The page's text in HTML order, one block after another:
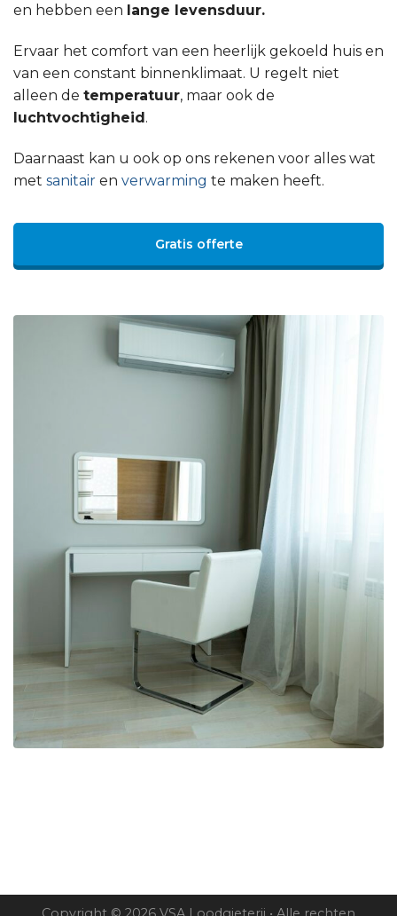
en hebben een lange levensduur.
Ervaar het comfort van een heerlijk gekoeld huis en
van een constant binnenklimaat. U regelt niet
alleen de temperatuur, maar ook de
luchtvochtigheid.
Daarnaast kan u ook op ons rekenen voor alles wat
met sanitair en verwarming te maken heeft.
Gratis offerte